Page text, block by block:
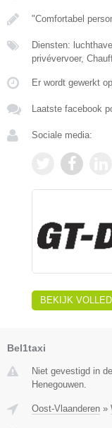
"Comfortabel
Diensten:
privévervoer,
Er wordt gewerkt
Laatste facebook
Sociale media:
BEKIJK
Bel1taxi
Niet gevestigd in
Henegouwen.
Oost-Vlaanderen »